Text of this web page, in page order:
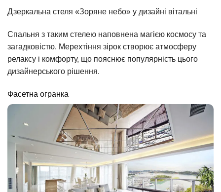
Дзеркальна стеля «Зоряне небо» у дизайні вітальні
Спальня з таким стелею наповнена магією космосу та
загадковістю. Мерехтіння зірок створює атмосферу
релаксу і комфорту, що пояснює популярність цього
дизайнерського рішення.
Фасетна огранка